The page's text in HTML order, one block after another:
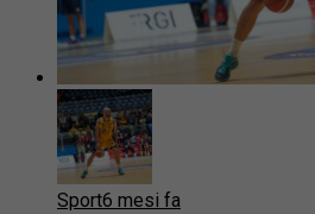
Sport6 mesi fa